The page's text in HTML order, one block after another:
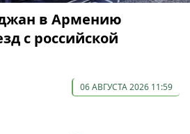
в Армению
с российской
06 АВГУСТА 2026 11:59